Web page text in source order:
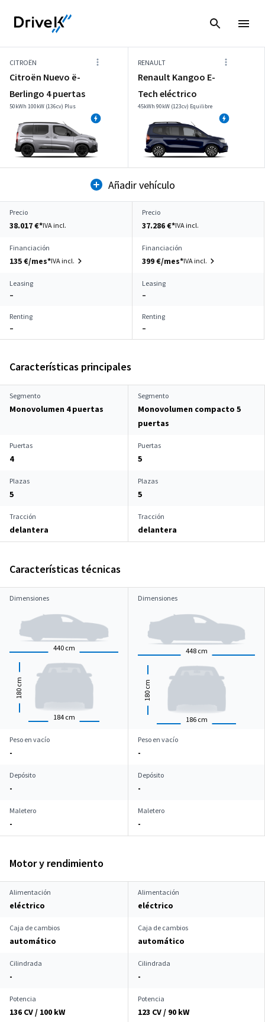
CITROËN
Citroën Nuevo ë-
Berlingo 4 puertas
50kWh 100kW (136cv) Plus
RENAULT
Renault Kangoo E-
Tech eléctrico
45kWh 90kW (123cv) Equilibre
Añadir vehículo
Precio
38.017 €*IVA incl.
Precio
37.286 €*IVA incl.
Financiación
135 €/mes*IVA incl.
Financiación
399 €/mes*IVA incl.
Leasing
–
Leasing
–
Renting
–
Renting
–
Características principales
Segmento
Monovolumen 4 puertas
Segmento
Monovolumen compacto 5
puertas
Puertas
4
Puertas
5
Plazas
5
Plazas
5
Tracción
delantera
Tracción
delantera
Características técnicas
Dimensiones
440 cm
184 cm
180
cm
Dimensiones
448 cm
186 cm
180
cm
Peso en vacío
-
Peso en vacío
-
Depósito
-
Depósito
-
Maletero
-
Maletero
-
Motor y rendimiento
Alimentación
eléctrico
Alimentación
eléctrico
Caja de cambios
automático
Caja de cambios
automático
Cilindrada
-
Cilindrada
-
Potencia
136 CV / 100 kW
Potencia
123 CV / 90 kW